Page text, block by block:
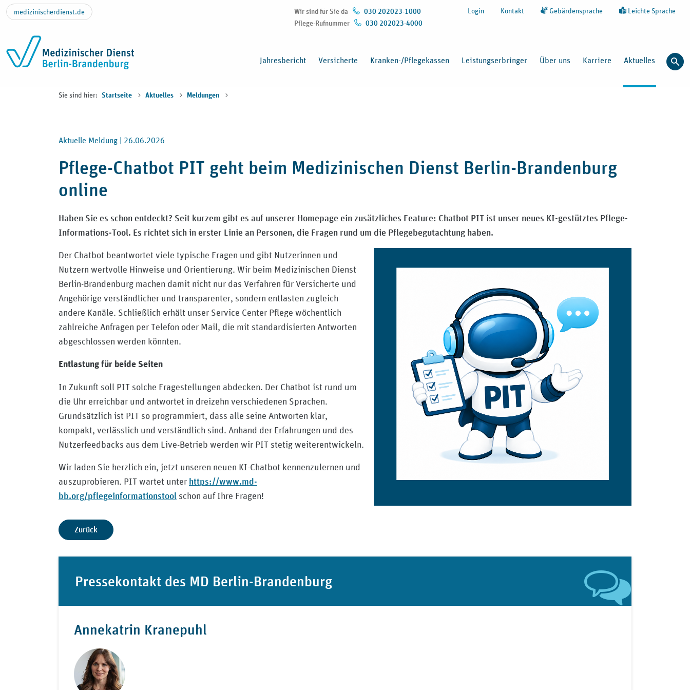
Zum Inhalt springen
medizinischerdienst.de Wir sind für Sie da
030 202023-1000
Pflege-Rufnummer
030 202023-4000
Login Kontakt Gebärdensprache Leichte Sprache
Jahresbericht
(Öffnet in neuem Fenster)
Versicherte Kranken-/Pflegekassen Leistungserbringer Über uns Karriere Aktuelles
Sie sind hier: Startseite Aktuelles Meldungen
Aktuelle Meldung | 26.06.2026
Pflege-Chatbot PIT geht beim Medizinischen Dienst Berlin-Brandenburg
online
Haben Sie es schon entdeckt? Seit kurzem gibt es auf unserer Homepage ein zusätzliches Feature: Chatbot PIT ist unser neues KI-gestütztes Pflege-
Informations-Tool. Es richtet sich in erster Linie an Personen, die Fragen rund um die Pflegebegutachtung haben.
Der Chatbot beantwortet viele typische Fragen und gibt Nutzerinnen und
Nutzern wertvolle Hinweise und Orientierung. Wir beim Medizinischen Dienst
Berlin-Brandenburg machen damit nicht nur das Verfahren für Versicherte und
Angehörige verständlicher und transparenter, sondern entlasten zugleich
andere Kanäle. Schließlich erhält unser Service Center Pflege wöchentlich
zahlreiche Anfragen per Telefon oder Mail, die mit standardisierten Antworten
abgeschlossen werden könnten.
Entlastung für beide Seiten
In Zukunft soll PIT solche Fragestellungen abdecken. Der Chatbot ist rund um
die Uhr erreichbar und antwortet in dreizehn verschiedenen Sprachen.
Grundsätzlich ist PIT so programmiert, dass alle seine Antworten klar,
kompakt, verlässlich und verständlich sind. Anhand der Erfahrungen und des
Nutzerfeedbacks aus dem Live-Betrieb werden wir PIT stetig weiterentwickeln.
Wir laden Sie herzlich ein, jetzt unseren neuen KI-Chatbot kennenzulernen und
auszuprobieren. PIT wartet unter https://www.md-
bb.org/pflegeinformationstool schon auf Ihre Fragen!
Zurück
Pressekontakt des MD Berlin-Brandenburg
Annekatrin Kranepuhl